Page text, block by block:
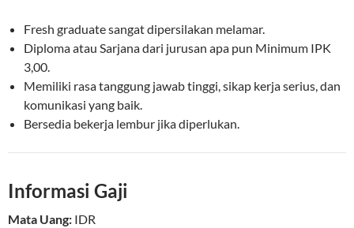
Fresh graduate sangat dipersilakan melamar.
Diploma atau Sarjana dari jurusan apa pun Minimum IPK
3,00.
Memiliki rasa tanggung jawab tinggi, sikap kerja serius, dan
komunikasi yang baik.
Bersedia bekerja lembur jika diperlukan.
Informasi Gaji
Mata Uang: IDR